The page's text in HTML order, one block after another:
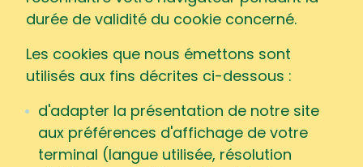
durée de validité du cookie concerné.
Les cookies que nous émettons sont
utilisés aux fins décrites ci-dessous :
d'adapter la présentation de notre site
aux préférences d'affichage de votre
terminal (langue utilisée, résolution